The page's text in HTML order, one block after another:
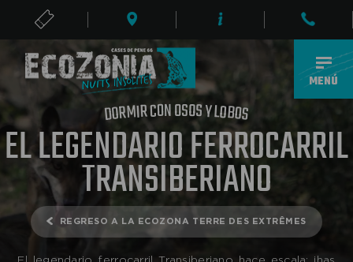
ES
MENÚ
ENTRADAS
DORMIRCONOSOSYLOBOS
EL LEGENDARIO FERROCARRIL
TRANSIBERIANO
REGRESO A LA ECOZONA TERRE DES EXTRÊMES